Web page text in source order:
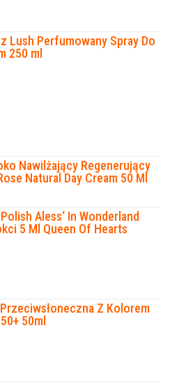
Lush Perfumowany Spray Do
250 ml
Nawilżający Regenerujący
Natural Day Cream 50 Ml
Aless‘ In Wonderland
5 Ml Queen Of Hearts
Z Kolorem
50ml